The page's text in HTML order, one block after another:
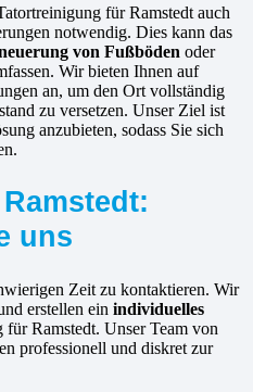
für Ramstedt auch
notwendig. Dies kann das
von Fußböden oder
Wir bieten Ihnen auf
an, um den Ort vollständig
zu versetzen. Unser Ziel ist
anzubieten, sodass Sie sich
uns
Zeit zu kontaktieren. Wir
erstellen ein individuelles
Ramstedt. Unser Team von
professionell und diskret zur